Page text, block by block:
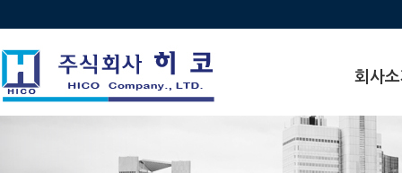
회사
인사말
비전